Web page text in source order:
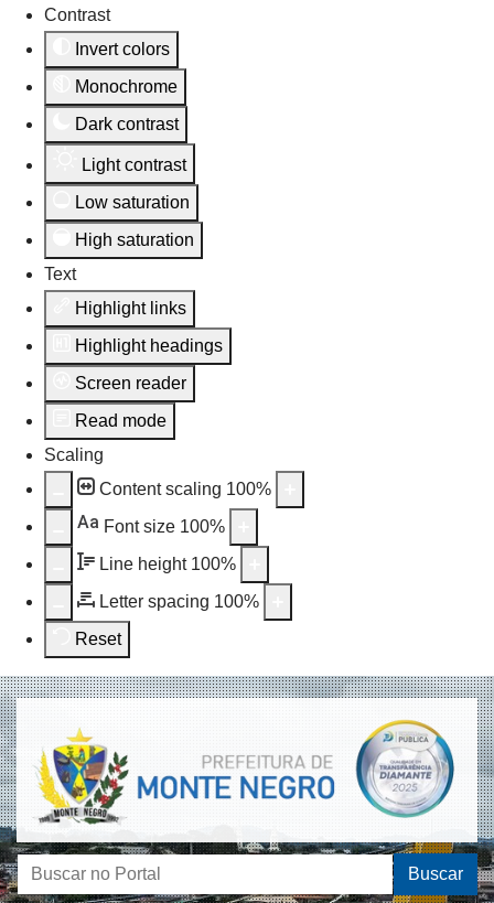
Contrast
Invert colors
Monochrome
Dark contrast
Light contrast
Low saturation
High saturation
Text
Highlight links
Highlight headings
Screen reader
Read mode
Scaling
Content scaling 100%
Aa Font size 100%
Line height 100%
Letter spacing 100%
Reset
Buscar